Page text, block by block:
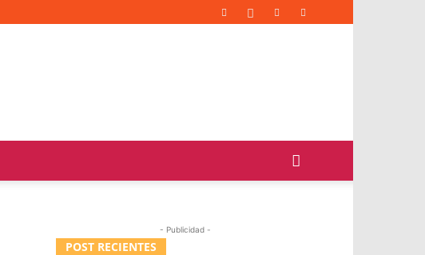
- Publicidad -
POST RECIENTES